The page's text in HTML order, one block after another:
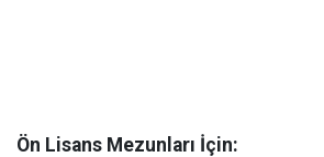
​Ön Lisans Mezunları İçin: